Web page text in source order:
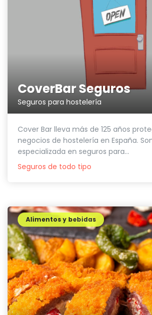
CoverBar Seguros
Seguros para hostelería
Cover Bar lleva más de 125 años
negocios de hostelería en España.
especializada en seguros para...
Seguros de todo tipo
Alimentos y bebidas